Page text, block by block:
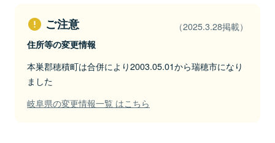
ご注意 （2025.3.28掲載）
住所等の変更情報
本巣郡穂積町は合併により2003.05.01から瑞穂市になり
ました
岐阜県の変更情報一覧 はこちら